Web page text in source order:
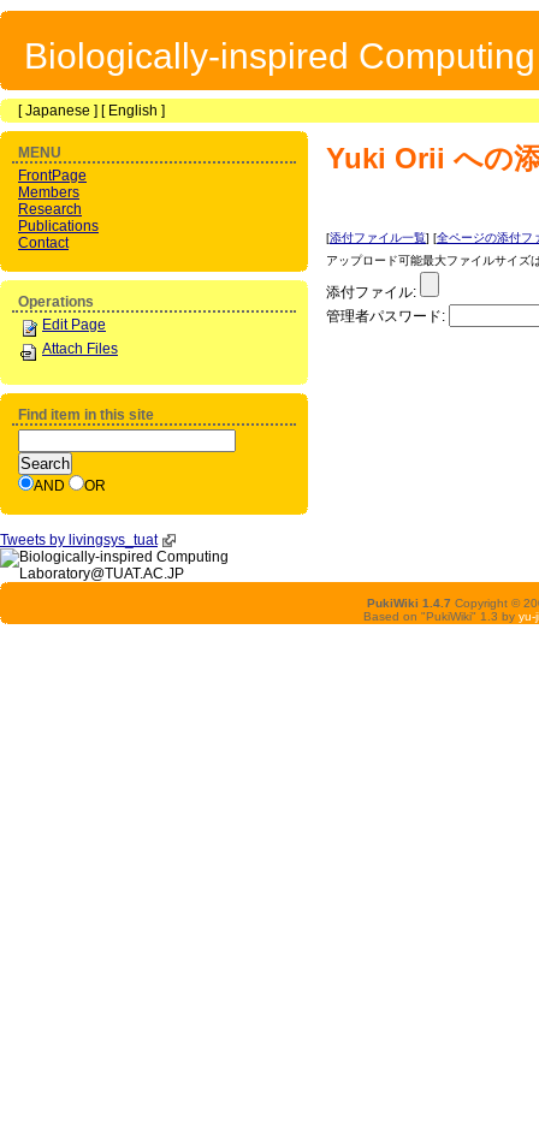
Biologically-inspired
[Japanese ] [ English ]
Yuki Orii への
[添付ファイル一覧] [全ページの添付フ
アップロード可能最大ファイルサイズ
添付ファイル:
管理者パスワード:
MENU
FrontPage
Members
Research
Publications
Contact
Operations
Edit Page
Attach Files
Find item in this site
AND OR
Tweets by livingsys_tuat
PukiWiki 1.4.7 Copyright ©
Based on "PukiWiki" 1.3 by yu-ji